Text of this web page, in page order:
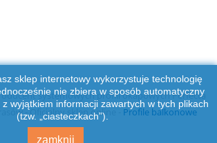
sklep internetowy wykorzystuje technologię
nie zbiera w sposób automatyczny
wyjątkiem informacji zawartych w tych plikach
(tzw. „ciasteczkach”).
zamknij
systemowych profili okapowych Perfecta
- Oficjalny sklep online - Profile balkonowe